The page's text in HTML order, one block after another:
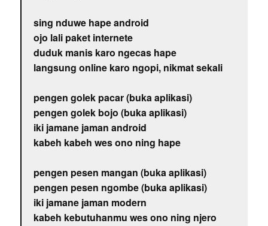
sing nduwe hape android
ojo lali paket internete
duduk manis karo ngecas hape
langsung online karo ngopi, nikmat sekali
pengen golek pacar (buka aplikasi)
pengen golek bojo (buka aplikasi)
iki jamane jaman android
kabeh kabeh wes ono ning hape
pengen pesen mangan (buka aplikasi)
pengen pesen ngombe (buka aplikasi)
iki jamane jaman modern
kabeh kebutuhanmu wes ono ning njero